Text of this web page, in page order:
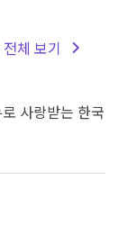
체 보기
사랑받는 한국